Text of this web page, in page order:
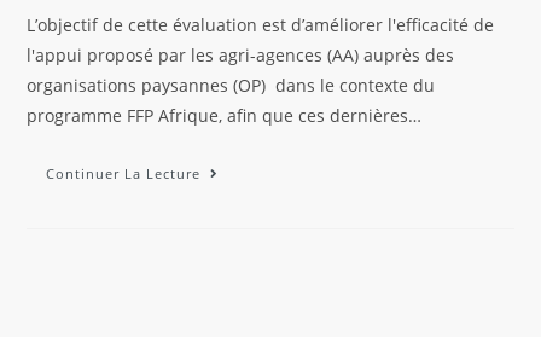
L’objectif de cette évaluation est d’améliorer l'efficacité de
l'appui proposé par les agri-agences (AA) auprès des
organisations paysannes (OP) dans le contexte du
programme FFP Afrique, afin que ces dernières…
Continuer La Lecture